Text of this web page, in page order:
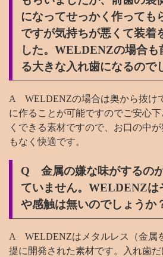
になってせっかく作っても
ですが気持ちが悪くて装着
した。WELDENZの場合も
る大きな入れ歯になるので
A WELDENZの場合は奥から抜け
に作ることが可能ですのでご安心
くできる素材ですので、お口の中
もなく快適です。
Q 金属の嫌な味がするの
ていません。WELDENZは
や感触は無いのでしょうか
A WELDENZはメタルレス（金属
提に開発された素材です。入れ歯